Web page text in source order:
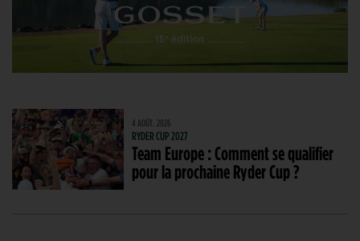
4 AOÛT. 2026
RYDER CUP 2027
Team Europe : Comment se qualifier
pour la prochaine Ryder Cup ?